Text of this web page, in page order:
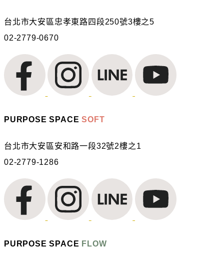
台北市大安區忠孝東路四段250號3樓之5
02-2779-0670
PURPOSE SPACESOFT
台北市大安區安和路一段32號2樓之1
02-2779-1286
PURPOSE SPACE FLOW